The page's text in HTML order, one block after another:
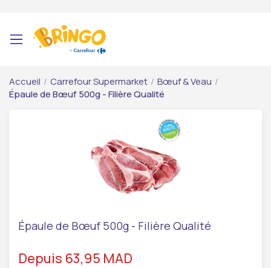
Accueil / Carrefour Supermarket / Bœuf & Veau /
Épaule de Bœuf 500g - Filière Qualité
Épaule de Bœuf 500g - Filière Qualité
Depuis 63,95 MAD